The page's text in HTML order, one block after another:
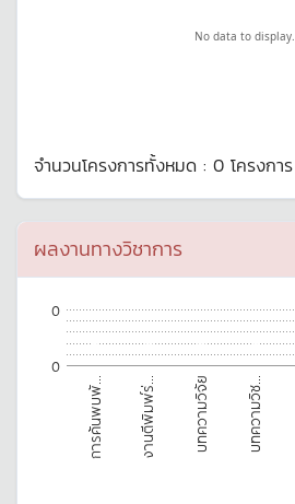
No data to display.
จำนวนโครงการทั้งหมด : 0 โครงการ
ผลงานทางวิชาการ
การค้นพบพั... งานตีพิมพ์ร่... บทความวิจัย บทความวิช...
0
0
0 0 0 0